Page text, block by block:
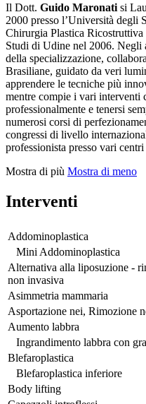
Il Dott. Guido Maronati si
2000 presso l’Università degli
Chirurgia Plastica Ricostruttiva
Studi di Udine nel 2006. Negli
della specializzazione,
Brasiliane, guidato da veri
apprendere le tecniche più
mentre compie i vari interventi
professionalmente e tenersi
numerosi corsi di
congressi di livello
professionista presso vari
Mostra di più Mostra di meno
Interventi
Addominoplastica
Mini Addominoplastica
Alternativa alla liposuzione -
non invasiva
Asimmetria mammaria
Asportazione nei, Rimozione
Aumento labbra
Ingrandimento labbra con
Blefaroplastica
Blefaroplastica inferiore
Body lifting